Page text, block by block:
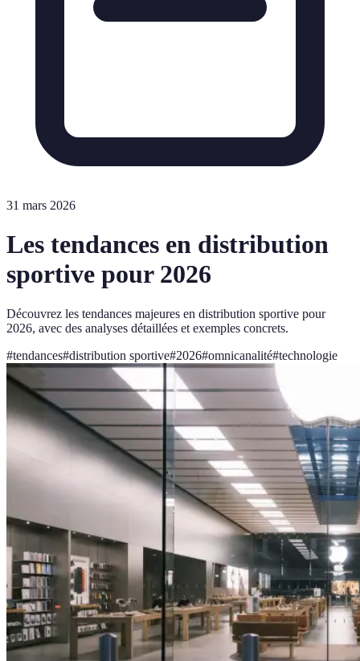
31 mars 2026
Les tendances en distribution
sportive pour 2026
Découvrez les tendances majeures en distribution sportive pour
2026, avec des analyses détaillées et exemples concrets.
#tendances#distribution sportive#2026#omnicanalité#technologie